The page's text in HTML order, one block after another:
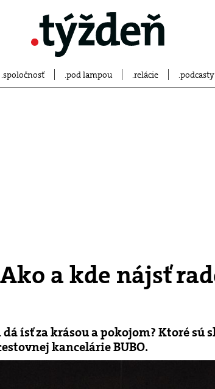
spoločnosť pod lampou relácie podcasty
a kde nájsť
ísť za krásou a pokojom? Ktoré sú
kancelárie BUBO.